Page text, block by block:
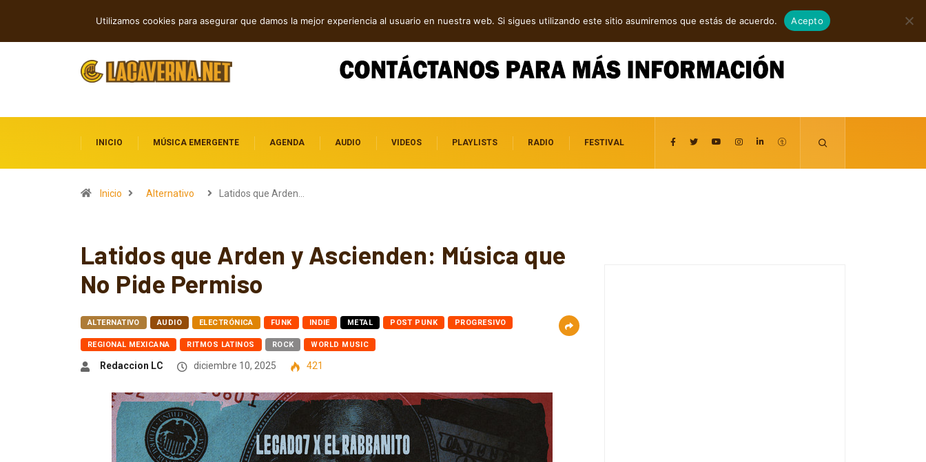
agosto 6, 2026
INICIO MÚSICA EMERGENTE AGENDA AUDIO VIDEOS PLAYLISTS RADIO FESTIVAL
Inicio Alternativo Latidos que Arden…
Latidos que Arden y Ascienden: Música que
No Pide Permiso
ALTERNATIVO AUDIO ELECTRÓNICA FUNK INDIE METAL POST PUNK PROGRESIVO
REGIONAL MEXICANA RITMOS LATINOS ROCK WORLD MUSIC
Redaccion LC diciembre 10, 2025 421
Utilizamos cookies para asegurar que damos la mejor experiencia al usuario en nuestra web. Si sigues utilizando este sitio asumiremos que estás de acuerdo. Acepto